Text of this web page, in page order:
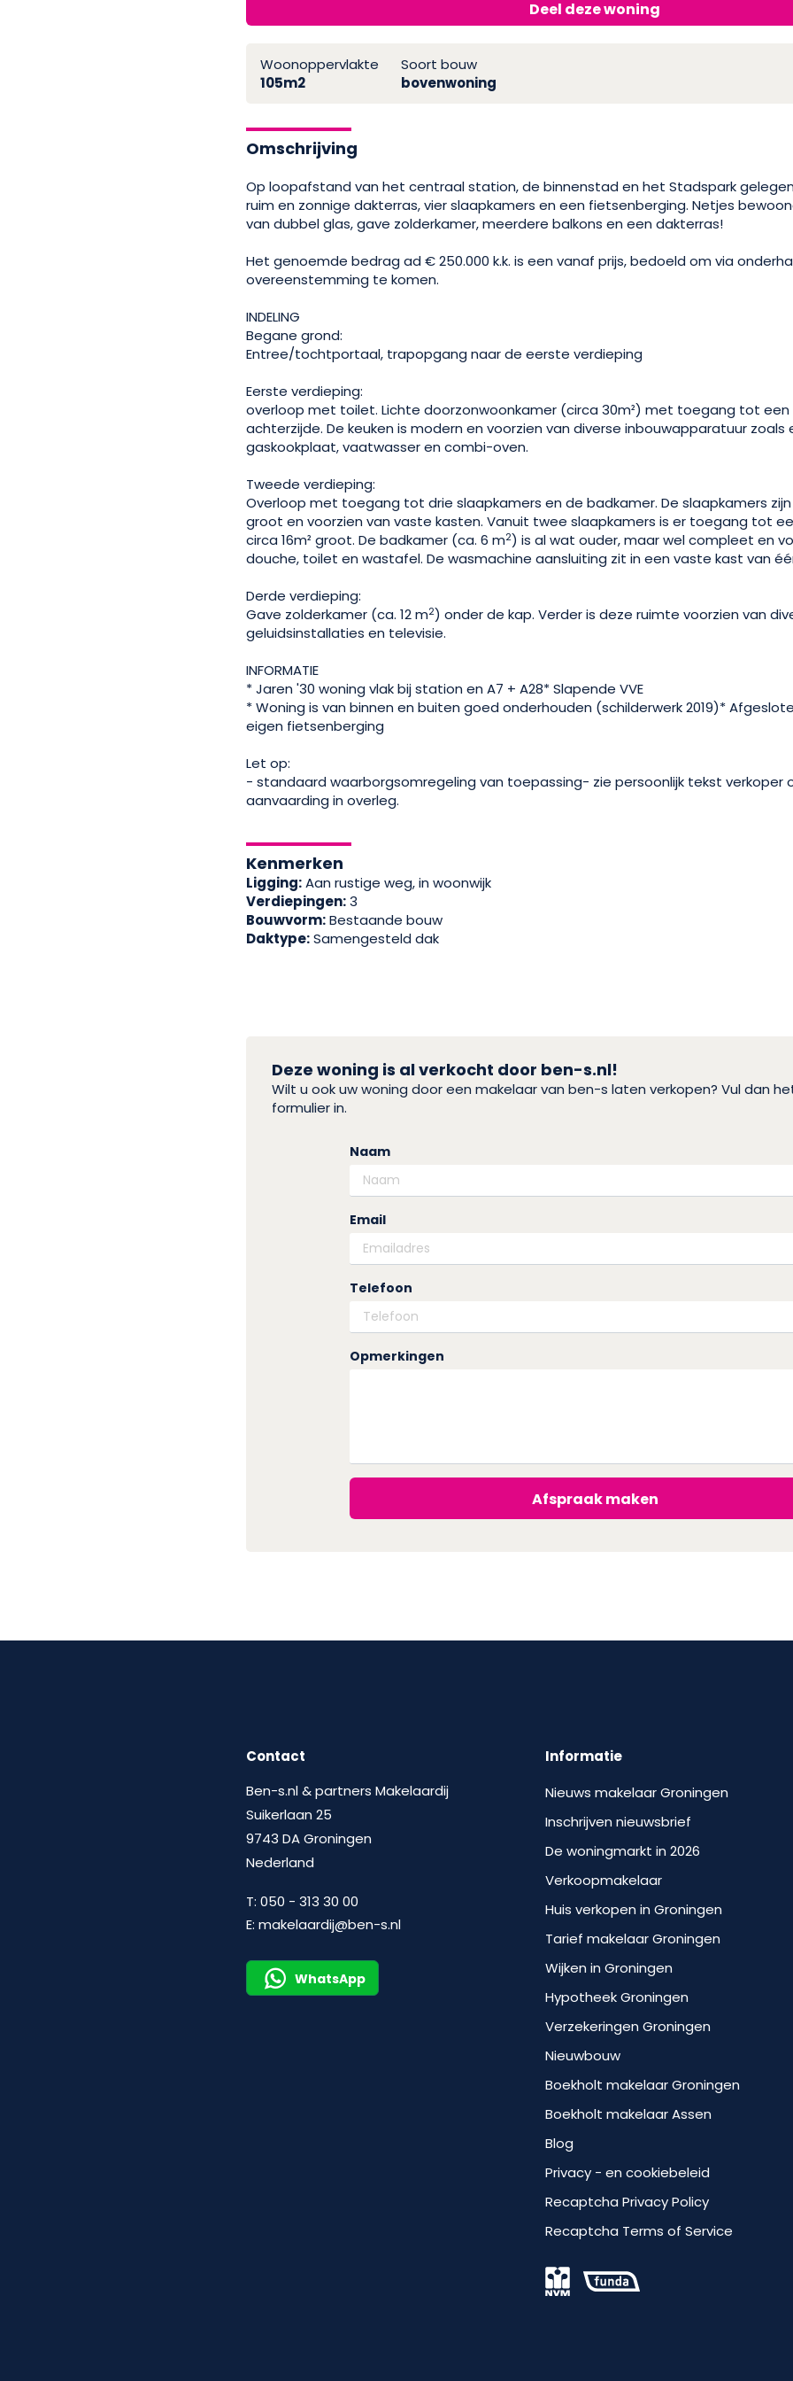
Deel deze woning
Woonoppervlakte
105m2
Soort bouw
bovenwoning
Omschrijving
Op loopafstand van het centraal station, de binnenstad en het Stadspark
ruim en zonnige dakterras, vier slaapkamers en een fietsenberging. Netjes
van dubbel glas, gave zolderkamer, meerdere balkons en een dakterras!
Het genoemde bedrag ad € 250.000 k.k. is een vanaf prijs, bedoeld om via
overeenstemming te komen.
INDELING
Begane grond:
Entree/tochtportaal, trapopgang naar de eerste verdieping
Eerste verdieping:
overloop met toilet. Lichte doorzonwoonkamer (circa 30m²) met toegang tot een
achterzijde. De keuken is modern en voorzien van diverse inbouwapparatuur
gaskookplaat, vaatwasser en combi-oven.
Tweede verdieping:
Overloop met toegang tot drie slaapkamers en de badkamer. De slaapkamers zijn
groot en voorzien van vaste kasten. Vanuit twee slaapkamers is er toegang tot
circa 16m² groot. De badkamer (ca. 6 m2) is al wat ouder, maar wel compleet en
douche, toilet en wastafel. De wasmachine aansluiting zit in een vaste kast van
Derde verdieping:
Gave zolderkamer (ca. 12 m2) onder de kap. Verder is deze ruimte voorzien van
geluidsinstallaties en televisie.
INFORMATIE
* Jaren '30 woning vlak bij station en A7 + A28* Slapende VVE
* Woning is van binnen en buiten goed onderhouden (schilderwerk 2019)*
eigen fietsenberging
Let op:
- standaard waarborgsomregeling van toepassing- zie persoonlijk tekst verkoper
aanvaarding in overleg.
Kenmerken
Ligging:Aan rustige weg, in woonwijk
Verdiepingen:3
Bouwvorm:Bestaande bouw
Daktype:Samengesteld dak
Deze woning is al verkocht door ben-s.nl!
Wilt u ook uw woning door een makelaar van ben-s laten verkopen? Vul dan
formulier in.
Naam
Email
Telefoon
Opmerkingen
Afspraak maken
Contact
Ben-s.nl & partners Makelaardij
Suikerlaan 25
9743 DA Groningen
Nederland
T:050 - 313 30 00
E:makelaardij@ben-s.nl
WhatsApp
Informatie
Nieuws makelaar Groningen
Inschrijven nieuwsbrief
De woningmarkt in 2026
Verkoopmakelaar
Huis verkopen in Groningen
Tarief makelaar Groningen
Wijken in Groningen
Hypotheek Groningen
Verzekeringen Groningen
Nieuwbouw
Boekholt makelaar Groningen
Boekholt makelaar Assen
Blog
Privacy - en cookiebeleid
Recaptcha Privacy Policy
Recaptcha Terms of Service